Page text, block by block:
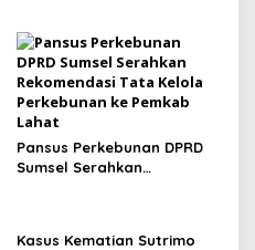
Pansus Perkebunan DPRD
Sumsel Serahkan
Kasus Kematian Sutrimo